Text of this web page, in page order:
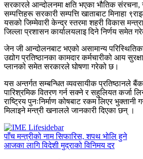
सरकारले आन्दोलनमा क्षति भएका भौतिक संरचना,
सम्पत्तिहरू सरकारी सम्पत्ति खाताबाट मिनाहा
यसको जिम्मेवारी केन्द्र स्तरमा शहरी विकास
जिल्ला प्रशासन कार्यालयलाइ दिने निर्णय समेत
जेन जी आन्दोलनबाट भएको असामान्य
उद्योग प्रतिष्ठानका कामदार कर्मचारीको आय
प्लानको समेत सरकारले घोषणा गरेको छ।
यस अन्तर्गत सम्बन्धित व्यवसायीक प्रतिष्ठानले
पारिश्रमिक वितरण गर्न सक्ने र सहुलियत कर्जा
राष्ट्रिय पुनःनिर्माण कोषबाट रकम लिएर भुक्तानी
मिलाइने मन्त्री खनालले जानकारी दिएका छन् ।
पाँच मन्त्रीको नाम सिफारिस, शपथ भोलि हुने
आजका लागि विदेशी मुद्राको विनिमय दर